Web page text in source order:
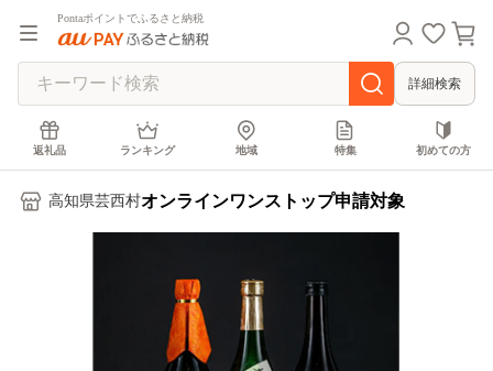
Pontaポイントでふるさと納税
詳細検索
返礼品 ランキング 地域 特集 初めての方
高知県芸西村オンラインワンストップ申請対象